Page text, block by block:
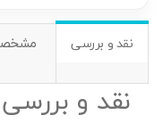
نقد و بررسی
نقد و